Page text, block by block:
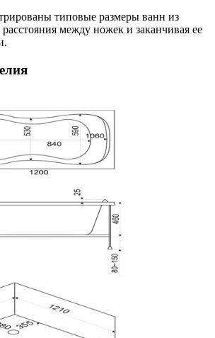
типовые размеры ванн из
расстояния между ножек и заканчивая ее